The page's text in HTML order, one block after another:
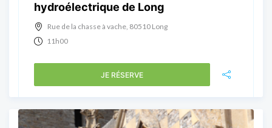
hydroélectrique de Long
Rue de la chasse à vache, 80510 Long
11h00
JE RÉSERVE